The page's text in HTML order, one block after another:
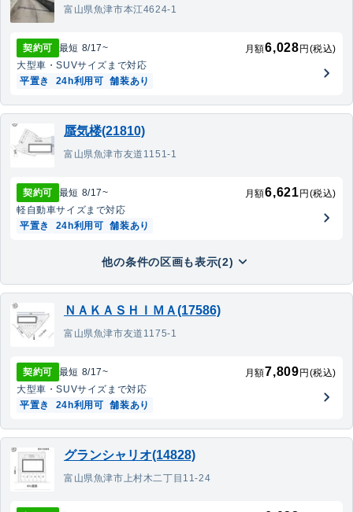
富山県魚津市本江4624-1
契約可 最短 8/17~ 月額6,028 円(税込)
大型車・SUVサイズまで対応
平置き
24h利用可 舗装あり
蜃気楼(21810)
富山県魚津市友道1151-1
契約可 最短 8/17~ 月額6,621 円(税込)
軽自動車サイズまで対応
平置き
24h利用可 舗装あり
他の条件の区画も表示(2)
ＮＡＫＡＳＨＩＭＡ(17586)
富山県魚津市友道1175-1
契約可 最短 8/17~ 月額7,809 円(税込)
大型車・SUVサイズまで対応
平置き
24h利用可 舗装あり
グランシャリオ(14828)
富山県魚津市上村木二丁目11-24